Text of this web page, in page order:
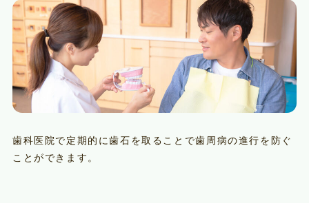
歯科医院で定期的に歯石を取ることで歯周病の進行を防ぐ
ことができます。